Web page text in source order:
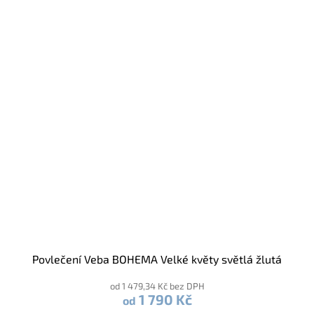
Povlečení Veba BOHEMA Velké květy světlá žlutá
od 1 479,34 Kč bez DPH
od 1 790 Kč